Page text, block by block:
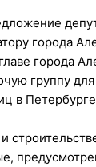
города
города
группу
в